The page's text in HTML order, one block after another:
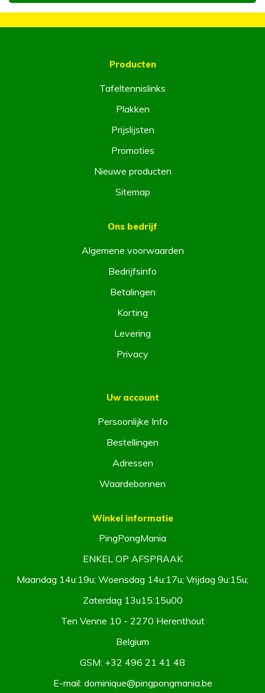
Producten
Tafeltennislinks
Plakken
Prijslijsten
Promoties
Nieuwe producten
Sitemap
Ons bedrijf
Algemene voorwaarden
Bedrijfsinfo
Betalingen
Korting
Levering
Privacy
Uw account
Persoonlijke Info
Bestellingen
Adressen
Waardebonnen
Winkel informatie
PingPongMania
ENKEL OP AFSPRAAK
Maandag 14u:19u; Woensdag 14u:17u; Vrijdag 9u:15u;
Zaterdag 13u15:15u00
Ten Venne 10 - 2270 Herenthout
Belgium
GSM: +32 496 21 41 48
E-mail: dominique@pingpongmania.be